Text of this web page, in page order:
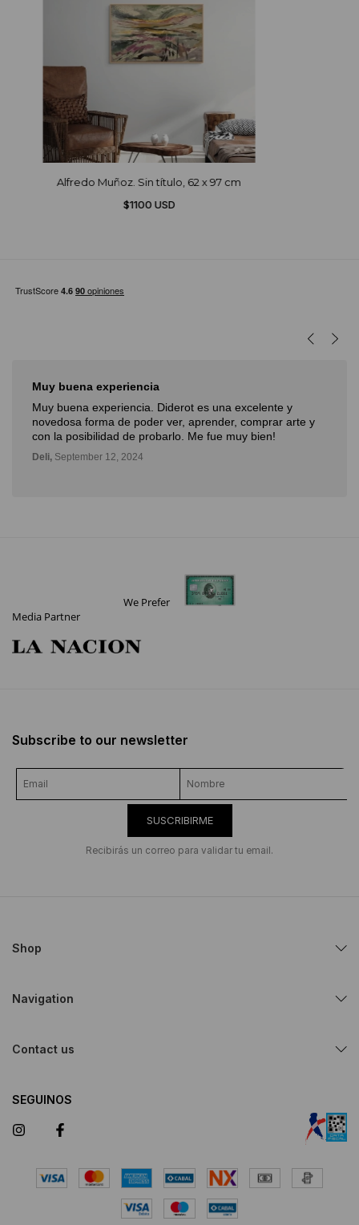
Alfredo Muñoz. Sin título, 62 x 97 cm
$1100 USD
Muy buena experiencia
Muy buena experiencia. Diderot es una excelente y
novedosa forma de poder ver, aprender, comprar arte y
con la posibilidad de probarlo. Me fue muy bien!
Deli, September 12, 2024
We Prefer
Media Partner
Subscribe to our newsletter
SUSCRIBIRME
Recibirás un correo para validar tu email.
Shop
Navigation
Contact us
SEGUINOS